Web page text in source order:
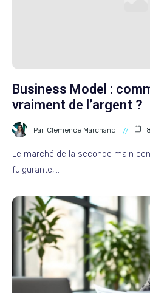
Business Model :
vraiment de l’argent ?
Par Clemence Marchand
Le marché de la seconde main
fulgurante,…